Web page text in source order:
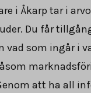
i Åkarp tar i
Du får
vad som ingår i
att ha all